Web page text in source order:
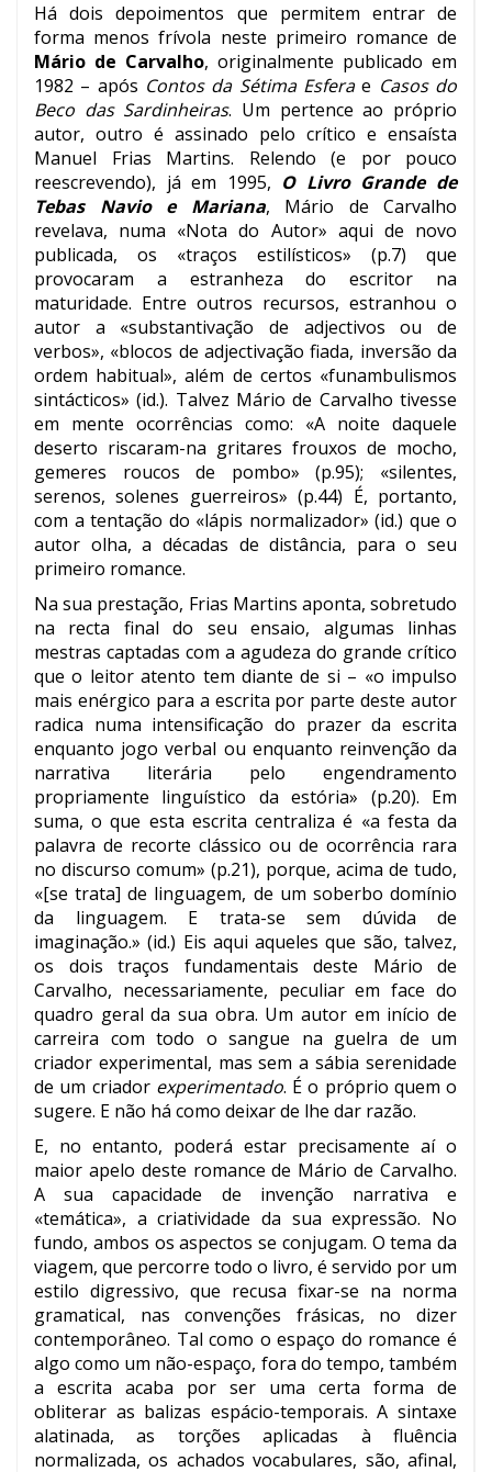
Há dois depoimentos que permitem entrar de
forma menos frívola neste primeiro romance de
Mário de Carvalho, originalmente publicado em
1982 – após Contos da Sétima Esferae Casos do
Beco das Sardinheiras. Um pertence ao próprio
autor, outro é assinado pelo crítico e ensaísta
Manuel Frias Martins. Relendo (e por pouco
reescrevendo), já em 1995, O Livro Grande de
Tebas Navio e Mariana, Mário de Carvalho
revelava, numa «Nota do Autor» aqui de novo
publicada, os «traços estilísticos» (p.7) que
provocaram a estranheza do escritor na
maturidade. Entre outros recursos, estranhou o
autor a «substantivação de adjectivos ou de
verbos», «blocos de adjectivação fiada, inversão da
ordem habitual», além de certos «funambulismos
sintácticos» (id.). Talvez Mário de Carvalho tivesse
em mente ocorrências como: «A noite daquele
deserto riscaram-na gritares frouxos de mocho,
gemeres roucos de pombo» (p.95); «silentes,
serenos, solenes guerreiros» (p.44) É, portanto,
com a tentação do «lápis normalizador» (id.) que o
autor olha, a décadas de distância, para o seu
primeiro romance.
Na sua prestação, Frias Martins aponta, sobretudo
na recta final do seu ensaio, algumas linhas
mestras captadas com a agudeza do grande crítico
que o leitor atento tem diante de si – «o impulso
mais enérgico para a escrita por parte deste autor
radica numa intensificação do prazer da escrita
enquanto jogo verbal ou enquanto reinvenção da
narrativa literária pelo engendramento
propriamente linguístico da estória» (p.20). Em
suma, o que esta escrita centraliza é «a festa da
palavra de recorte clássico ou de ocorrência rara
no discurso comum» (p.21), porque, acima de tudo,
«[se trata] de linguagem, de um soberbo domínio
da linguagem. E trata-se sem dúvida de
imaginação.» (id.) Eis aqui aqueles que são, talvez,
os dois traços fundamentais deste Mário de
Carvalho, necessariamente, peculiar em face do
quadro geral da sua obra. Um autor em início de
carreira com todo o sangue na guelra de um
criador experimental, mas sem a sábia serenidade
de um criador experimentado. É o próprio quem o
sugere. E não há como deixar de lhe dar razão.
E, no entanto, poderá estar precisamente aí o
maior apelo deste romance de Mário de Carvalho.
A sua capacidade de invenção narrativa e
«temática», a criatividade da sua expressão. No
fundo, ambos os aspectos se conjugam. O tema da
viagem, que percorre todo o livro, é servido por um
estilo digressivo, que recusa fixar-se na norma
gramatical, nas convenções frásicas, no dizer
contemporâneo. Tal como o espaço do romance é
algo como um não-espaço, fora do tempo, também
a escrita acaba por ser uma certa forma de
obliterar as balizas espácio-temporais. A sintaxe
alatinada, as torções aplicadas à fluência
normalizada, os achados vocabulares, são, afinal,